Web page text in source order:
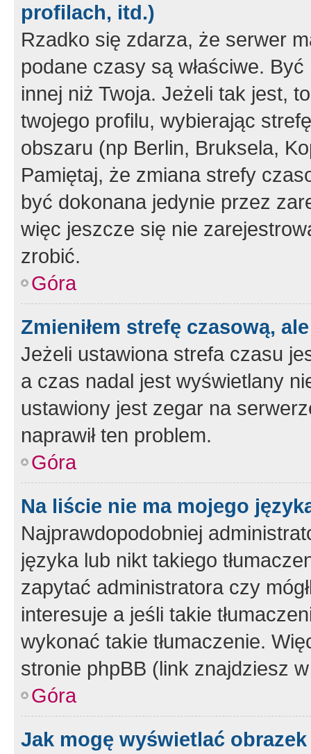
profilach, itd.)
Rzadko się zdarza, że serwer
podane czasy są właściwe.
innej niż Twoja. Jeżeli tak jest,
twojego profilu, wybierając
obszaru (np Berlin, Bruksela,
Pamiętaj, że zmiana strefy
być dokonana jedynie przez
więc jeszcze się nie
zrobić.
Góra
Zmieniłem strefę czasową,
Jeżeli ustawiona strefa czasu
a czas nadal jest wyświetlany
ustawiony jest zegar na
naprawił ten problem.
Góra
Na liście nie ma mojego
Najprawdopodobniej
języka lub nikt takiego
zapytać administratora czy
interesuje a jeśli takie
wykonać takie tłumaczenie.
stronie phpBB (link znajdziesz
Góra
Jak mogę wyświetlać